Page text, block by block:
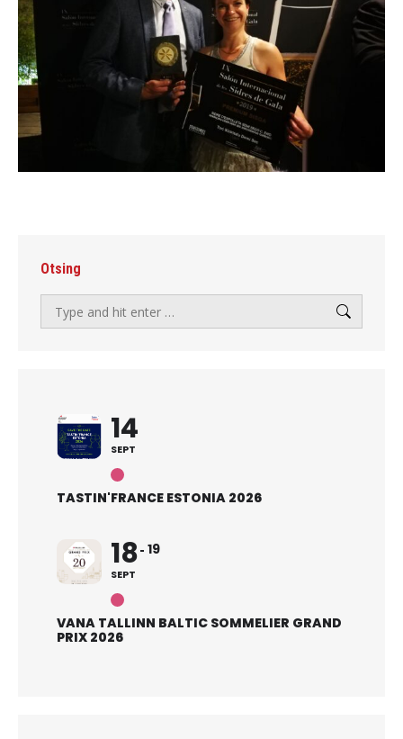
Otsing
Search:
14
SEPT
TASTIN'FRANCE ESTONIA 2026
18
SEPT
19
VANA TALLINN BALTIC SOMMELIER GRAND
PRIX 2026